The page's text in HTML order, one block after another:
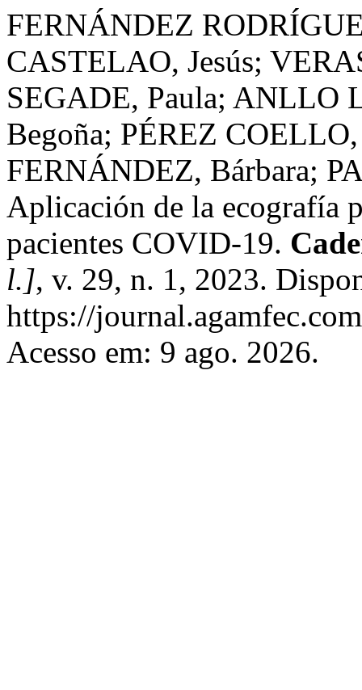
FERNÁNDEZ
CASTELAO, Jesús;
SEGADE, Paula; ANLLO
Begoña; PÉREZ
FERNÁNDEZ, Bárbara;
Aplicación de la ecografía
pacientes COVID-19.
l.], v. 29, n. 1, 2023.
https://
Acesso em: 9 ago. 2026.